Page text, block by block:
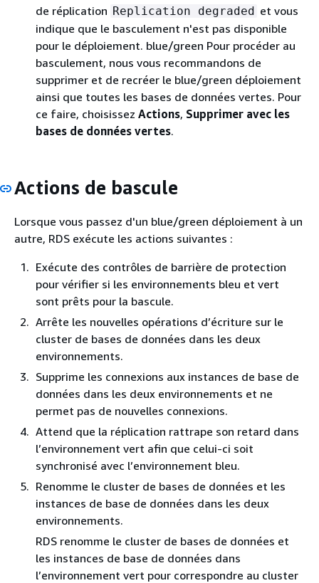
de réplication Replication degraded et vous
indique que le basculement n'est pas disponible
pour le déploiement. blue/green Pour procéder au
basculement, nous vous recommandons de
supprimer et de recréer le blue/green déploiement
ainsi que toutes les bases de données vertes. Pour
ce faire, choisissez Actions, Supprimer avec les
bases de données vertes.
Actions de bascule
Lorsque vous passez d'un blue/green déploiement à un
autre, RDS exécute les actions suivantes :
Exécute des contrôles de barrière de protection
pour vérifier si les environnements bleu et vert
sont prêts pour la bascule.
Arrête les nouvelles opérations d’écriture sur le
cluster de bases de données dans les deux
environnements.
Supprime les connexions aux instances de base de
données dans les deux environnements et ne
permet pas de nouvelles connexions.
Attend que la réplication rattrape son retard dans
l’environnement vert afin que celui-ci soit
synchronisé avec l’environnement bleu.
Renomme le cluster de bases de données et les
instances de base de données dans les deux
environnements.
RDS renomme le cluster de bases de données et
les instances de base de données dans
l’environnement vert pour correspondre au cluster